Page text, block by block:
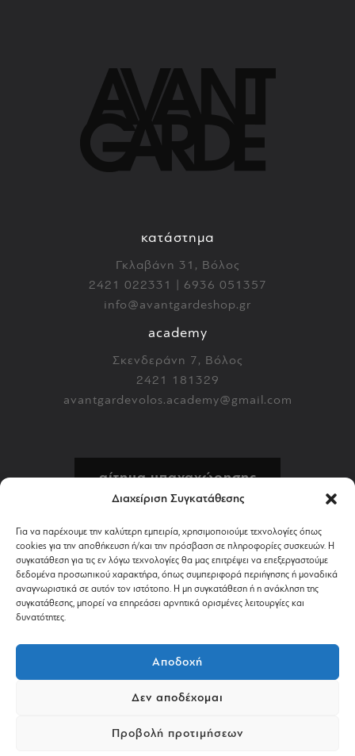
Διαχείριση Συγκατάθεσης
Για να παρέχουμε την καλύτερη εμπειρία, χρησιμοποιούμε τεχνολογίες όπως
cookies για την αποθήκευση ή/και την πρόσβαση σε πληροφορίες συσκευών. Η
συγκατάθεση για τις εν λόγω τεχνολογίες θα μας επιτρέψει να επεξεργαστούμε
δεδομένα προσωπικού χαρακτήρα, όπως συμπεριφορά περιήγησης ή μοναδικά
αναγνωριστικά σε αυτόν τον ιστότοπο. Η μη συγκατάθεση ή η ανάκληση της
συγκατάθεσης, μπορεί να επηρεάσει αρνητικά ορισμένες λειτουργίες και
δυνατότητες.
Αποδοχή
Δεν αποδέχομαι
Προβολή προτιμήσεων
κατάστημα
Γκλαβάνη 31, Βόλος
2421 022331 | 6936 051357
info@avantgardeshop.gr
academy
Σκενδεράνη 7, Βόλος
2421 181329
avantgardevolos.academy@gmail.com
αίτημα υπαναχώρησης
αποστολή & πληρωμή
όροι χρήσης
©2024 AVANTGARDESHOP.GR. ALL RIGHTS RESERVED.